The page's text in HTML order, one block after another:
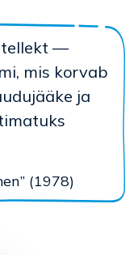
—
mis korvab
ja
(1978)